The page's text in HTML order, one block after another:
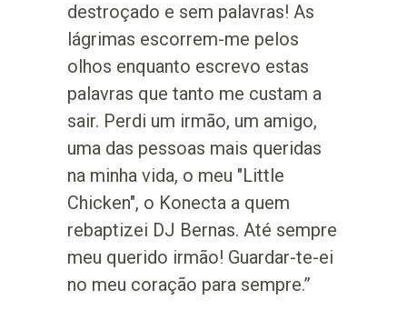
destroçado e sem palavras! As
lágrimas escorrem-me pelos
olhos enquanto escrevo estas
palavras que tanto me custam a
sair. Perdi um irmão, um amigo,
uma das pessoas mais queridas
na minha vida, o meu "Little
Chicken", o Konecta a quem
rebaptizei DJ Bernas. Até sempre
meu querido irmão! Guardar-te-ei
no meu coração para sempre.”